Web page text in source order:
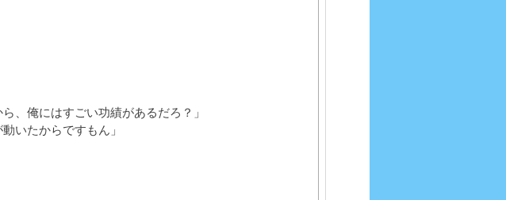
、俺にはすごい功績があるだろ？」
いたからですもん」